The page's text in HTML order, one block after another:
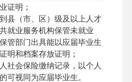
证明；
县（市、区）级及以上人才
就业服务机构保管未就业
管部门出具能以应届毕业生
明和档案存放证明；
社会保险缴纳记录，以个人
可视同为应届毕业生。